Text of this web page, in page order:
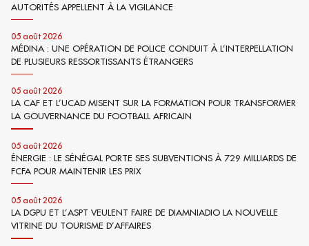
AUTORITÉS APPELLENT À LA VIGILANCE
05 août 2026
MÉDINA : UNE OPÉRATION DE POLICE CONDUIT À L’INTERPELLATION
DE PLUSIEURS RESSORTISSANTS ÉTRANGERS
05 août 2026
LA CAF ET L’UCAD MISENT SUR LA FORMATION POUR TRANSFORMER
LA GOUVERNANCE DU FOOTBALL AFRICAIN
05 août 2026
ÉNERGIE : LE SÉNÉGAL PORTE SES SUBVENTIONS À 729 MILLIARDS DE
FCFA POUR MAINTENIR LES PRIX
05 août 2026
LA DGPU ET L’ASPT VEULENT FAIRE DE DIAMNIADIO LA NOUVELLE
VITRINE DU TOURISME D’AFFAIRES